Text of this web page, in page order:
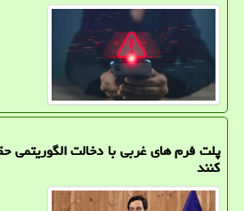
پلت فرم های غربی با دخالت الگوریتمی
کنند